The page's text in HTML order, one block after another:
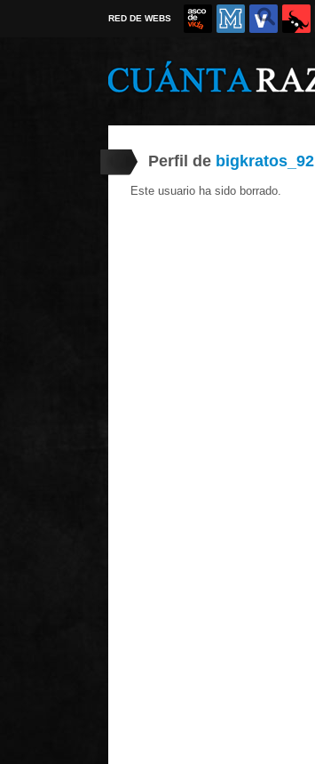
RED DE WEBS
Perfil de bigkratos_92
Este usuario ha sido borrado.